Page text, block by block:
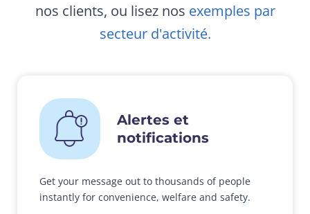
nos clients, ou lisez nos exemples par
secteur d'activité.
Alertes et
notifications
Get your message out to thousands of people
instantly for convenience, welfare and safety.